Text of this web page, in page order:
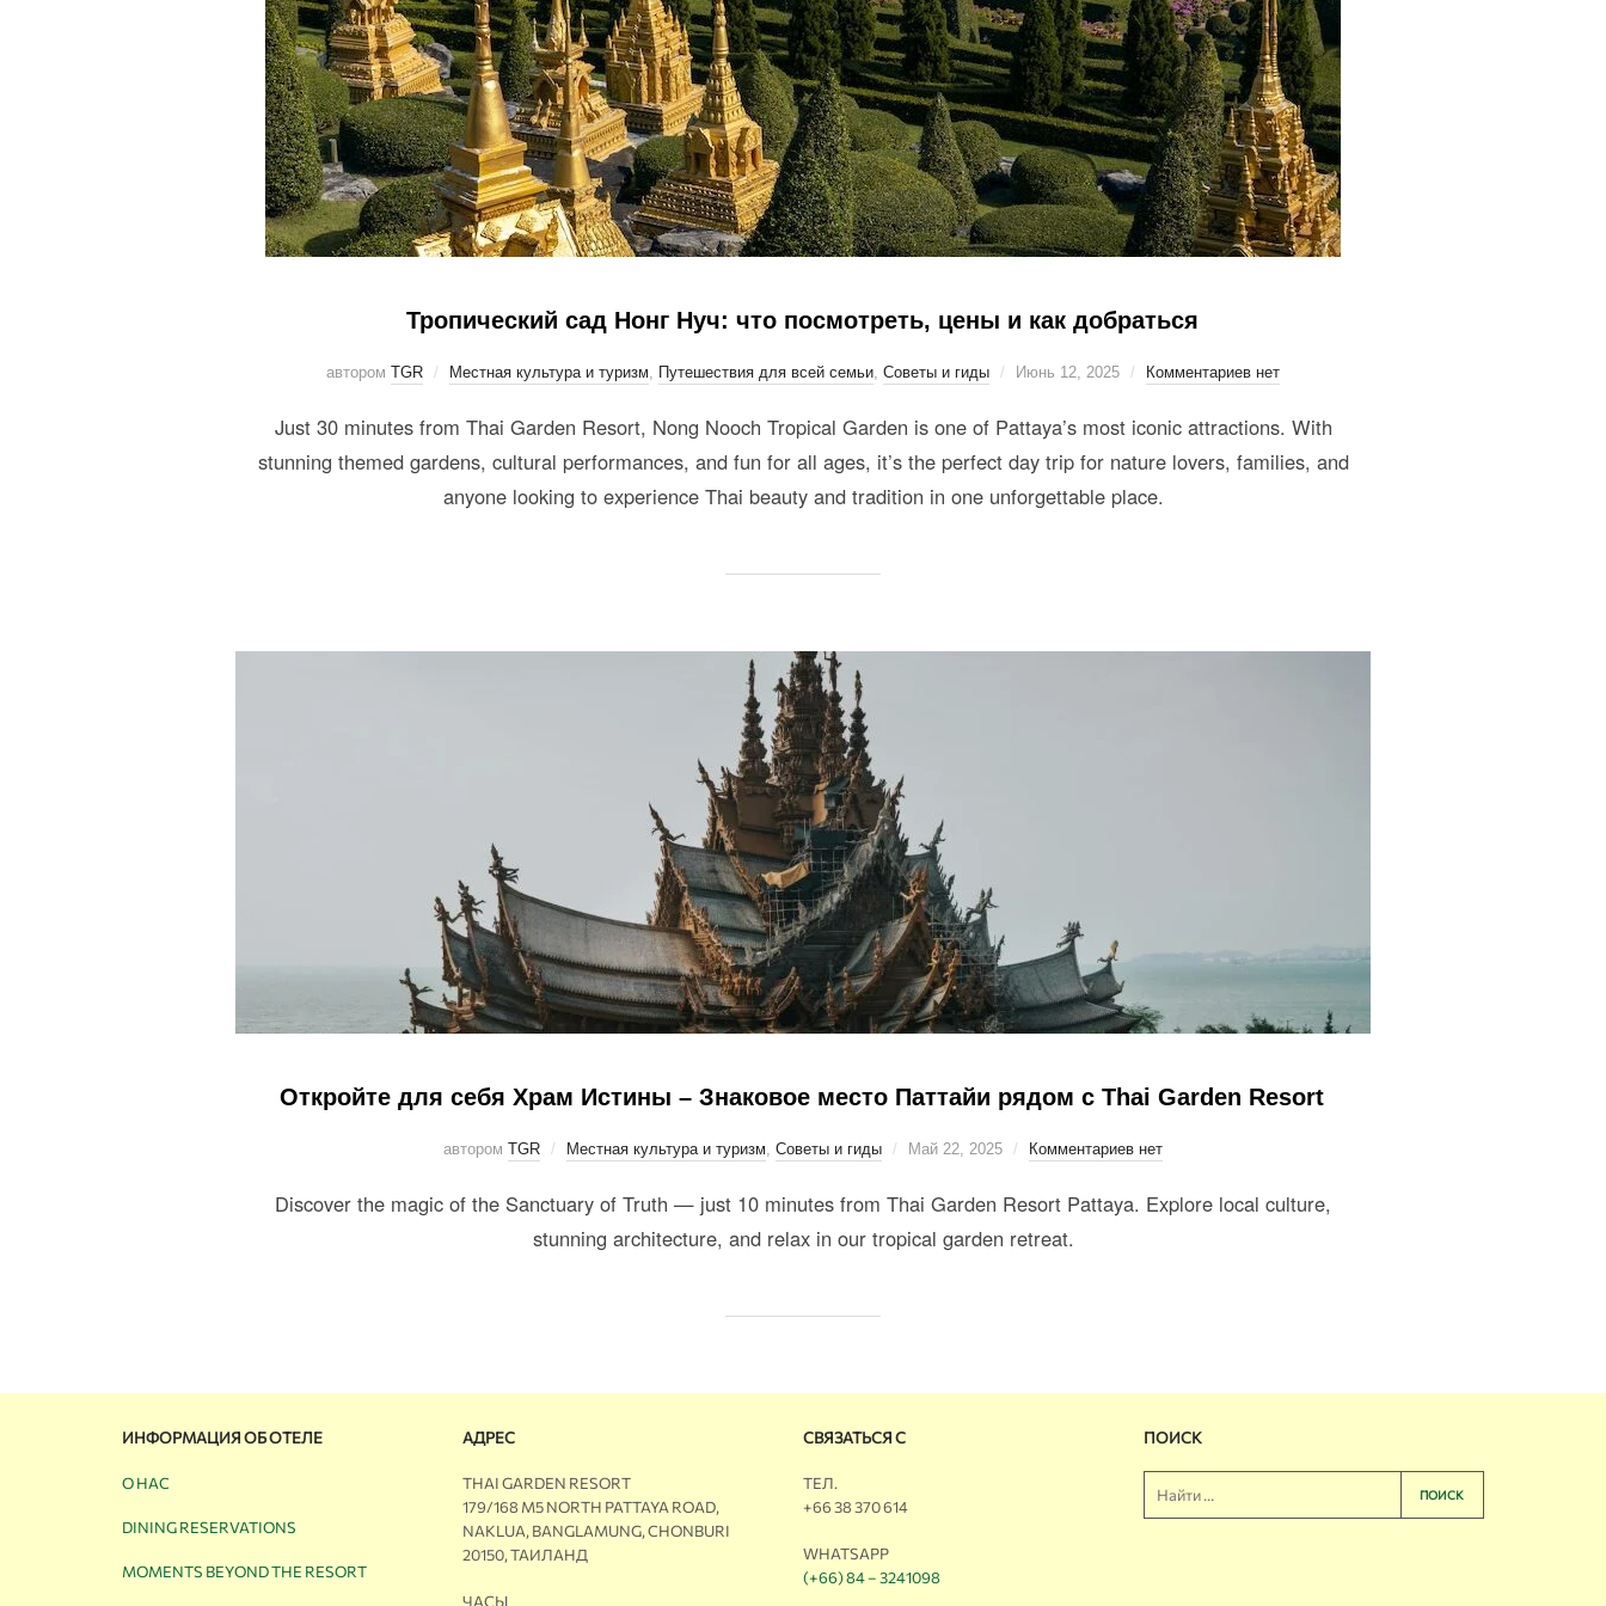
Тропический сад Нонг Нуч: что посмотреть, цены и как добраться
автором TGR Местная культура и туризм, Путешествия для всей семьи, Советы и гиды Июнь 12, 2025 Комментариев нет
Just 30 minutes from Thai Garden Resort, Nong Nooch Tropical Garden is one of Pattaya’s most iconic attractions. With
stunning themed gardens, cultural performances, and fun for all ages, it’s the perfect day trip for nature lovers, families, and
anyone looking to experience Thai beauty and tradition in one unforgettable place.
Откройте для себя Храм Истины – Знаковое место Паттайи рядом с Thai Garden Resort
автором TGR Местная культура и туризм Советы и гиды Май 22, 2025 Комментариев нет
Discover the magic of the Sanctuary of Truth — just 10 minutes from Thai Garden Resort Pattaya. Explore local culture,
stunning architecture, and relax in our tropical garden retreat.
ИНФОРМАЦИЯ ОБ ОТЕЛЕ
О НАС
DINING RESERVATIONS
MOMENTS BEYOND THE RESORT
АДРЕС
THAI GARDEN RESORT
179/168 M5 NORTH PATTAYA ROAD,
NAKLUA, BANGLAMUNG, CHONBURI
20150, ТАИЛАНД
ЧАСЫ
СВЯЗАТЬСЯ С
ТЕЛ.
+66 38 370 614
WHATSAPP
(+66) 84 – 3241098
ПОИСК
ПОИСК